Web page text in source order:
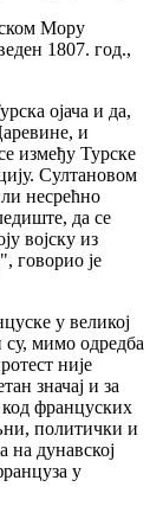
Мору
1807. год.,
ојача и да,
и
између Турске
Султановом
несрећно
да се
војску из
говорио је
у великој
мимо одредба
није
значај и за
код француских
политички и
на дунавској
у